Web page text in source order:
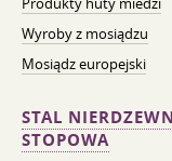
Wyroby z mosiądzu
Mosiądz europejski
STAL
STOPOWA